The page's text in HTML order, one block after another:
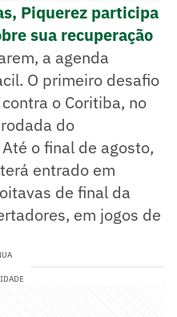
Piquerez participa
sua recuperação
a agenda
O primeiro desafio
o Coritiba, no
do
o final de agosto,
entrado em
de final da
em jogos de